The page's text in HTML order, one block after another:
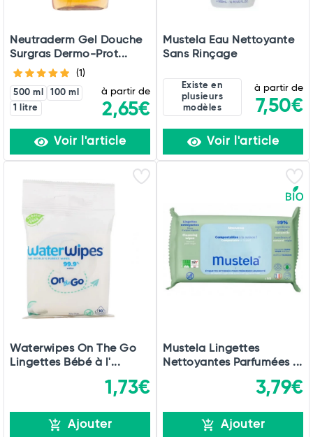
Neutraderm Gel Douche
Surgras Dermo-Prot...
(1)
500 ml
100 ml
1 litre
à partir de
2,65€
Voir l'article
Mustela Eau Nettoyante
Sans Rinçage
Existe en
plusieurs
modèles
à partir de
7,50€
Voir l'article
Waterwipes On The Go
Lingettes Bébé à l'...
1,73€
Ajouter
Mustela Lingettes
Nettoyantes Parfumées ...
3,79€
Ajouter